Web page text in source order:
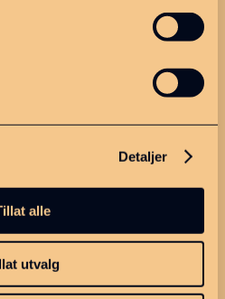
Detaljer
alle
utvalg
nyhetsbrevet